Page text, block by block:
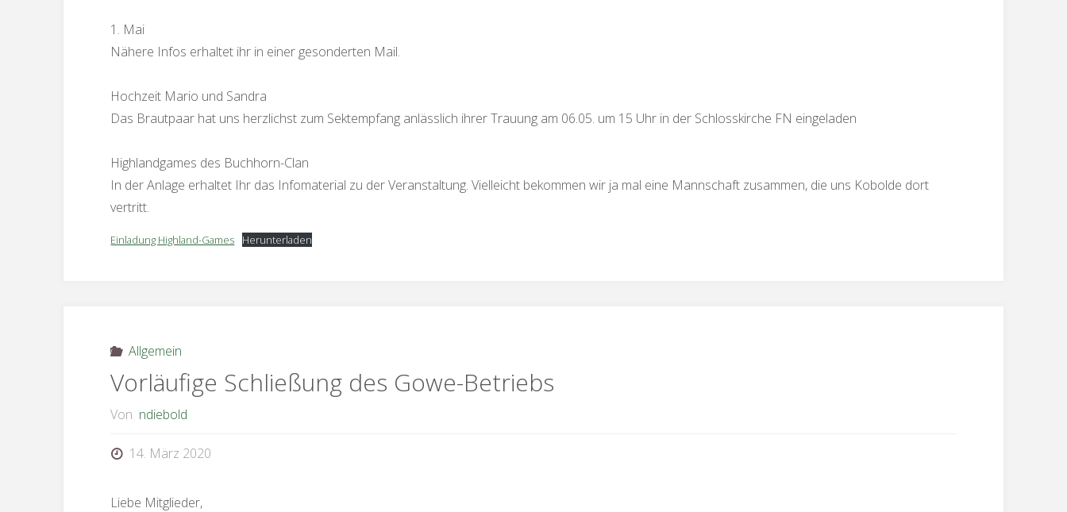
1. Mai
Nähere Infos erhaltet ihr in einer gesonderten Mail.
Hochzeit Mario und Sandra
Das Brautpaar hat uns herzlichst zum Sektempfang anlässlich ihrer Trauung am 06.05. um 15 Uhr in der Schlosskirche FN eingeladen
Highlandgames des Buchhorn-Clan
In der Anlage erhaltet Ihr das Infomaterial zu der Veranstaltung. Vielleicht bekommen wir ja mal eine Mannschaft zusammen, die uns Kobolde dort
vertritt.
Einladung Highland-Games Herunterladen
Allgemein
Vorläufige Schließung des Gowe-Betriebs
Von ndiebold
14. März 2020
Liebe Mitglieder,